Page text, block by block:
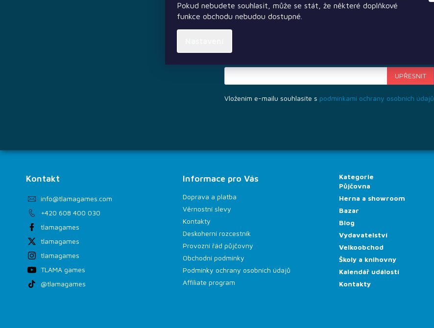
Pokud nebudete souhlasit, může se stát, že některé doplňkové
funkce obchodu nebudou dostupné.
Vložením e-mailu souhlasíte s podmínkami ochrany osobních údajů
Kontakt
info@tlamagames.com
+420 608 400 030
tlamagames
tlamagames
tlamagames
TLAMA games
@tlamagames
Informace pro Vás
Doprava a platba
Věrnostní slevy
Kontakty
Deskoherní rozcestník
Provozní řád půjčovny
Obchodní podmínky
Podmínky ochrany osobních údajů
Affiliate program
Kategorie
Půjčovna
Herna a showroom
Bazar
Blog
Vydavatelství
Velkoobchod
Školy a knihovny
Kalendář událostí
Kontakty